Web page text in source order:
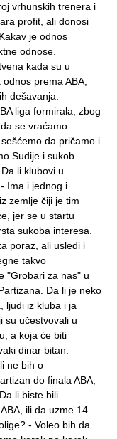
vrhunskih trenera i
profit, ali donosi
je odnos
odnose.
kada su u
prema ABA,
dešavanja.
liga formirala, zbog
se vraćamo
da pričamo i
i sukob
li klubovi u
Ima i jednog i
zemlje čiji je tim
jer se u startu
sukoba interesa.
poraz, ali usledi i
takvo
"Grobari za nas" u
Da li je neko
ljudi iz kluba i ja
su učestvovali u
a koja će biti
dinar bitan.
ne bih o
do finala ABA,
li biste bili
ili da uzme 14.
- Voleo bih da